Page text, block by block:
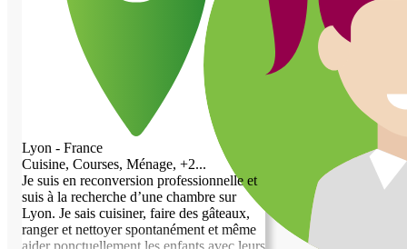
Lyon - France
Cuisine, Courses, Ménage, +2...
Je suis en reconversion professionnelle et
suis à la recherche d’une chambre sur
Lyon. Je sais cuisiner, faire des gâteaux,
ranger et nettoyer spontanément et même